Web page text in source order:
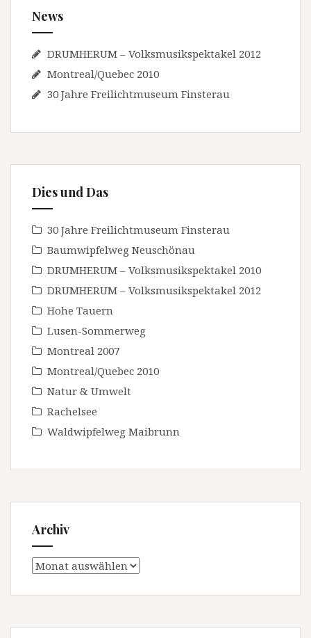
News
DRUMHERUM – Volksmusikspektakel 2012
Montreal/Quebec 2010
30 Jahre Freilichtmuseum Finsterau
Dies und Das
30 Jahre Freilichtmuseum Finsterau
Baumwipfelweg Neuschönau
DRUMHERUM – Volksmusikspektakel 2010
DRUMHERUM – Volksmusikspektakel 2012
Hohe Tauern
Lusen-Sommerweg
Montreal 2007
Montreal/Quebec 2010
Natur & Umwelt
Rachelsee
Waldwipfelweg Maibrunn
Archiv
Archiv